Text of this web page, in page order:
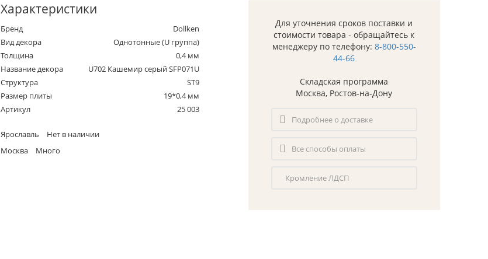
Характеристики
Бренд
Dollken
Вид декора
Однотонные (U группа)
Толщина
0,4 мм
Название декора
U702 Кашемир серый SFP071U
Структура
ST9
Размер плиты
19*0,4 мм
Артикул
25 003
Ярославль
Нет в наличии
Москва
Много
Для уточнения сроков поставки и
стоимости товара - обращайтесь к
менеджеру по телефону: 8-800-550-
44-66
Складская программа
Москва, Ростов-на-Дону
Подробнее о доставке
Все способы оплаты
Кромление ЛДСП